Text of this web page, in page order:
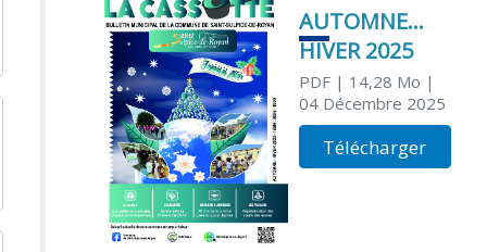
AUTOMNE
HIVER 2025
PDF| 14,28 Mo |
04 Décembre 2025
Télécharger